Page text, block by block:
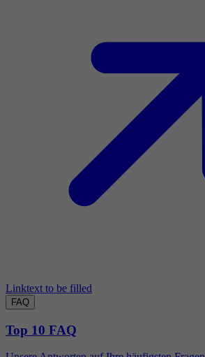
Linktext to be filled
FAQ
Top 10 FAQ